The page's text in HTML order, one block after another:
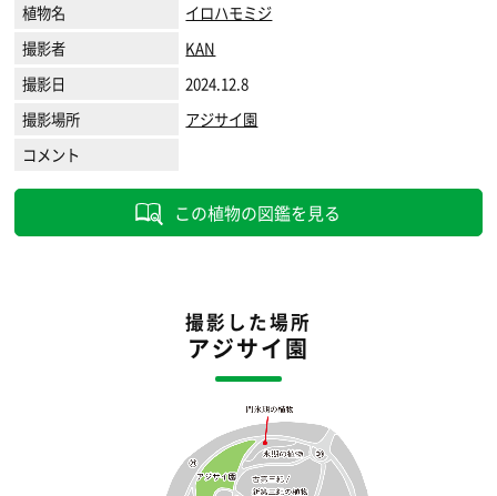
植物名
イロハモミジ
撮影者
KAN
撮影日
2024.12.8
撮影場所
アジサイ園
コメント
この植物の図鑑を見る
撮影した場所
アジサイ園